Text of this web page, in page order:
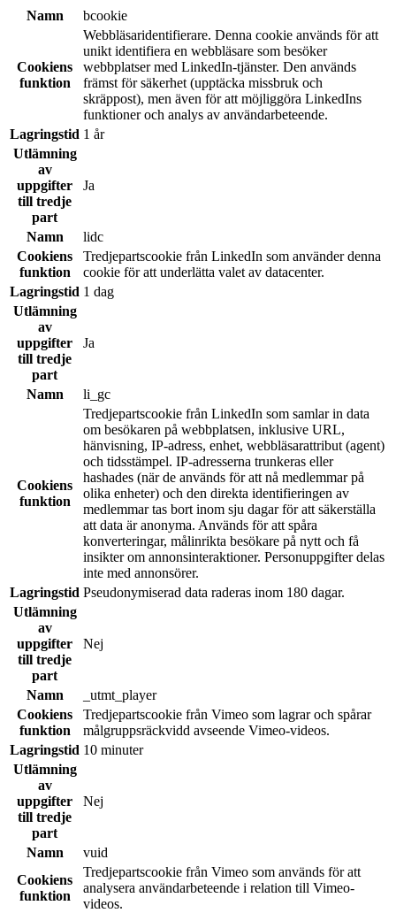
Namn bcookie
Cookiens
funktion
Webbläsaridentifierare. Denna cookie används för att
unikt identifiera en webbläsare som besöker
webbplatser med LinkedIn-tjänster. Den används
främst för säkerhet (upptäcka missbruk och
skräppost), men även för att möjliggöra LinkedIns
funktioner och analys av användarbeteende.
Lagringstid 1 år
Utlämning
av
uppgifter
till tredje
part
Ja
Namn
lidc
Cookiens
funktion
Tredjepartscookie från LinkedIn som använder denna
cookie för att underlätta valet av datacenter.
Lagringstid 1 dag
Utlämning
av
uppgifter
till tredje
part
Ja
Namn li_gc
Cookiens
funktion
Tredjepartscookie från LinkedIn som samlar in data
om besökaren på webbplatsen, inklusive URL,
hänvisning, IP-adress, enhet, webbläsarattribut (agent)
och tidsstämpel. IP-adresserna trunkeras eller
hashades (när de används för att nå medlemmar på
olika enheter) och den direkta identifieringen av
medlemmar tas bort inom sju dagar för att säkerställa
att data är anonyma. Används för att spåra
konverteringar, målinrikta besökare på nytt och få
insikter om annonsinteraktioner. Personuppgifter delas
inte med annonsörer.
Lagringstid Pseudonymiserad data raderas inom 180 dagar.
Utlämning
av
uppgifter
till tredje
part
Nej
Namn
_utmt_player
Cookiens
funktion
Tredjepartscookie från Vimeo som lagrar och spårar
målgruppsräckvidd avseende Vimeo-videos.
Lagringstid 10 minuter
Utlämning
av
uppgifter
till tredje
part
Nej
Namn
vuid
Cookiens
funktion
Tredjepartscookie från Vimeo som används för att
analysera användarbeteende i relation till Vimeo-
videos.